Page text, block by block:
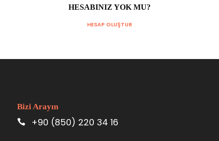
HESABINIZ YOK MU?
HESAP OLUŞTUR
Bizi Arayın
+90 (850) 220 34 16